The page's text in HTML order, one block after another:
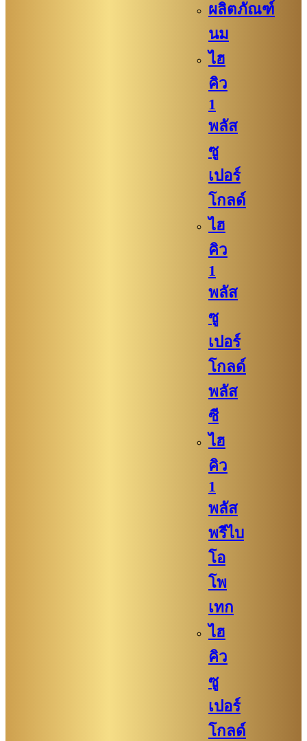
ผลิตภัณฑ์
นม
ไฮ
คิว
1
พลัส
ซู
เปอร์
โกลด์
ไฮ
คิว
1
พลัส
ซู
เปอร์
โกลด์
พลัส
ซี
ไฮ
คิว​
1
พลัส
พรีไบ
โอ
โพ
เทก
ไฮ
คิว​​
ซู
เปอร์
โกลด์